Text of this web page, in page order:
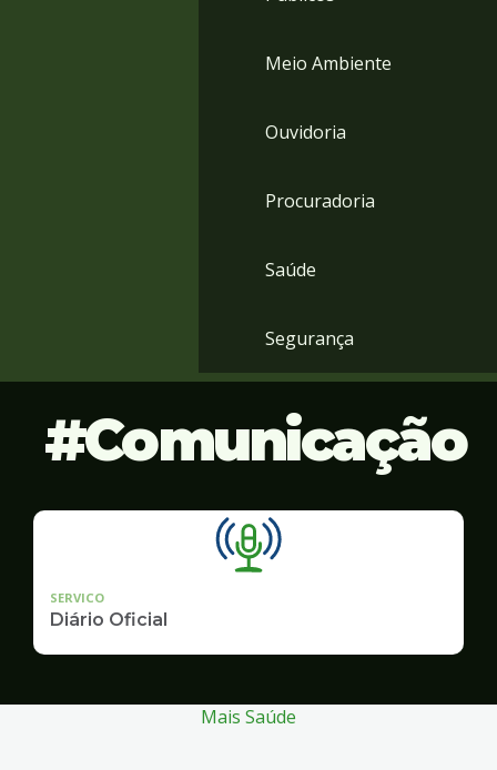
Meio Ambiente
Ouvidoria
Procuradoria
Saúde
Segurança
Comunicação
SERVICO
Diário Oficial
Mais Saúde